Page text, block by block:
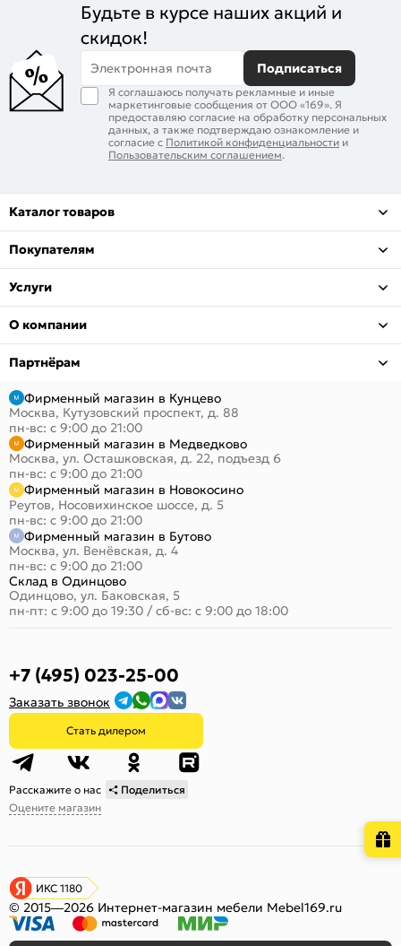
Будьте в курсе наших акций и
скидок!
Электронная почта Подписаться
Я соглашаюсь получать рекламные и иные
маркетинговые сообщения от ООО «169». Я
предоставляю согласие на обработку персональных
данных, а также подтверждаю ознакомление и
согласие с Политикой конфиденциальности и
Пользовательским соглашением.
Каталог товаров
Покупателям
Услуги
О компании
Партнёрам
Фирменный магазин в Кунцево
Москва, Кутузовский проспект, д. 88
пн-вс: с 9:00 до 21:00
Фирменный магазин в Медведково
Москва, ул. Осташковская, д. 22, подъезд 6
пн-вс: с 9:00 до 21:00
Фирменный магазин в Новокосино
Реутов, Носовихинское шоссе, д. 5
пн-вс: с 9:00 до 21:00
Фирменный магазин в Бутово
Москва, ул. Венёвская, д. 4
пн-вс: с 9:00 до 21:00
Склад в Одинцово
Одинцово, ул. Баковская, 5
пн-пт: с 9:00 до 19:30 / сб-вс: с 9:00 до 18:00
+7 (495) 023-25-00
Заказать звонок
Стать дилером
Расскажите о нас
Поделиться
Оцените магазин
ИКС 1180
© 2015—2026 Интернет-магазин мебели Mebel169.ru